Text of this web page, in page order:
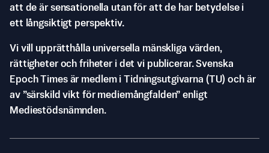
att de är sensationella utan för att de har betydelse i
ett långsiktigt perspektiv.
Vi vill upprätthålla universella mänskliga värden,
rättigheter och friheter i det vi publicerar. Svenska
Epoch Times är medlem i Tidningsutgivarna (TU) och är
av ”särskild vikt för mediemångfalden” enligt
Mediestödsnämnden.